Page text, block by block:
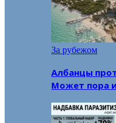
За рубежом
Албанцы
Может пора